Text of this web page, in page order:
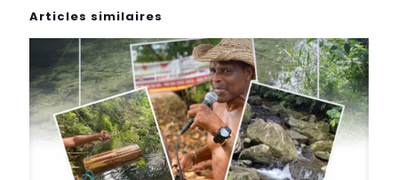
Articles similaires